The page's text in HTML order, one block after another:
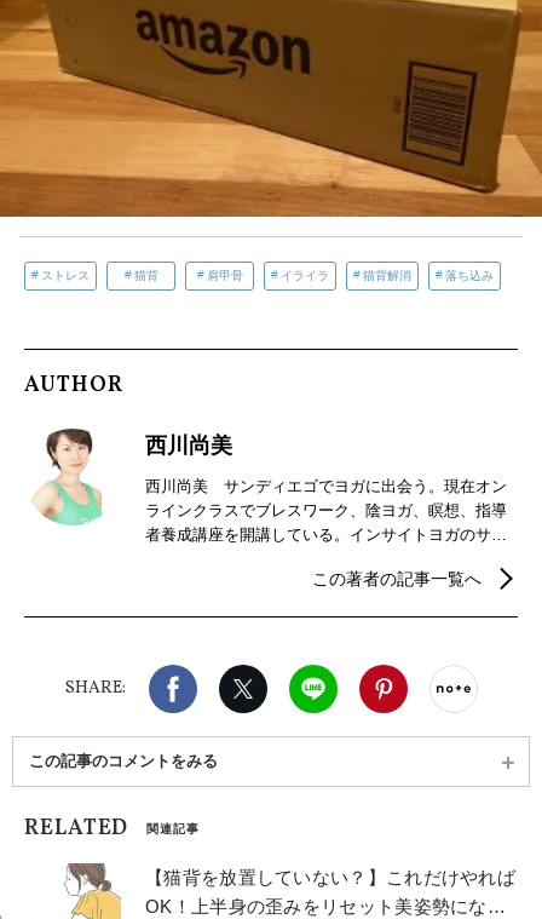
ストレス 猫背 肩甲骨 イライラ 猫背解消 落ち込み
AUTHOR
西川尚美
西川尚美 サンディエゴでヨガに出会う。現在オン
ラインクラスでブレスワーク、陰ヨガ、瞑想、指導
者養成講座を開講している。インサイトヨガのサラ
事。マインドフルネス陰ヨガ指導者養成講座 開講
この著者の記事一覧へ
SHARE:
Facebook X（旧twitter）
LINE Pinterest
この記事のコメントをみる
RELATED 関連記事
【猫背を放置していない？】これだけやれば
OK！上半身の歪みをリセット美姿勢になる